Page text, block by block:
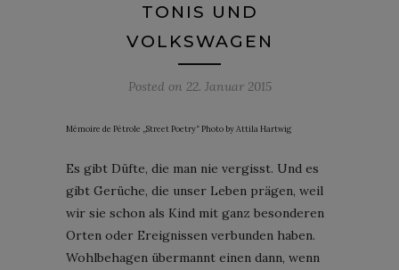
TONIS UND
VOLKSWAGEN
Posted on 22. Januar 2015
Mémoire de Pétrole „Street Poetry“ Photo by Attila Hartwig
Es gibt Düfte, die man nie vergisst. Und es
gibt Gerüche, die unser Leben prägen, weil
wir sie schon als Kind mit ganz besonderen
Orten oder Ereignissen verbunden haben.
Wohlbehagen übermannt einen dann, wenn